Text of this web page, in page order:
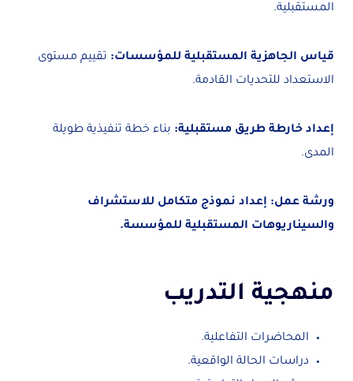
المستقبلية.
قياس الجاهزية المستقبلية للمؤسسات: تقييم مستوى
الاستعداد للتحديات القادمة.
إعداد خارطة طريق مستقبلية: بناء خطة تنفيذية طويلة
المدى.
ورشة عمل: إعداد نموذج متكامل للاستشراف
والسيناريوهات المستقبلية للمؤسسة.
منهجية التدريب
المحاضرات التفاعلية.
دراسات الحالة الواقعية.